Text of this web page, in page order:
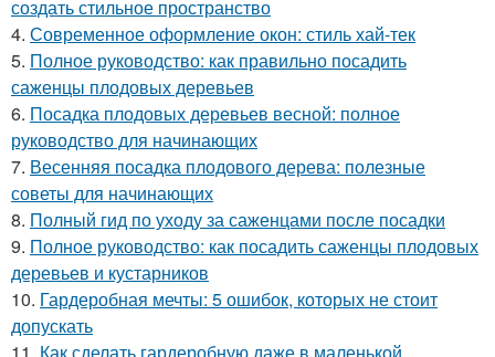
создать стильное пространство
4. Современное оформление окон: стиль хай-тек
5. Полное руководство: как правильно посадить
саженцы плодовых деревьев
6. Посадка плодовых деревьев весной: полное
руководство для начинающих
7. Весенняя посадка плодового дерева: полезные
советы для начинающих
8. Полный гид по уходу за саженцами после посадки
9. Полное руководство: как посадить саженцы плодовых
деревьев и кустарников
10. Гардеробная мечты: 5 ошибок, которых не стоит
допускать